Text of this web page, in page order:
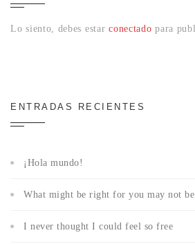
Lo siento, debes estarconectado para
ENTRADAS RECIENTES
¡Hola mundo!
What might be right for you may not be
I never thought I could feel so free